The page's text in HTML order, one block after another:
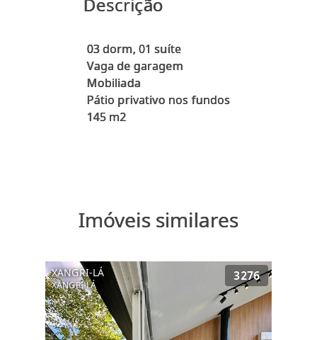
Descrição
03 dorm, 01 suíte
Vaga de garagem
Mobiliada
Pátio privativo nos fundos
145 m2
Imóveis similares
XANGRI-LÁ
XANGRI-LÁ
3276